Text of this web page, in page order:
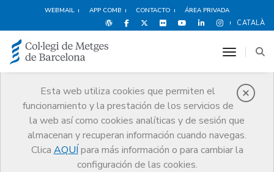
WEBMAIL APP COMB CONTACTO ÁREA PRIVADA
CATALÀ
Esta web utiliza cookies que permiten el
funcionamiento y la prestación de los servicios de
la web así como cookies analíticas y de sesión que
almacenan y recuperan información cuando navegas.
Clica AQUÍ para más información o para cambiar la
configuración de las cookies.
toggle
Noticias
Comunicación
Noticias
El Colegio de Médicos de Barcelona, ahora también en BlueSky